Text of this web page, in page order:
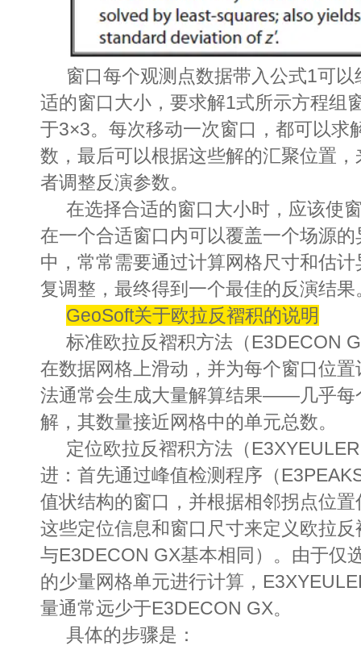
窗口每个观测点数据带入公式1可
适的窗口大小，要求解1式所示方程组
于3×3。每次移动一次窗口，都可以求
数，最后可以根据这些解的汇聚位置
者调整反演参数。
在选择合适的窗口大小时，应该使
在一个合适窗口内可以覆盖一个场源
中，常常需要通过计算网格尺寸和估
复调整，最终得到一个最佳的反演结果
GeoSoft关于欧拉反褶积的说明
标准欧拉反褶积方法（E3DECON
在数据网格上滑动，并为每个窗口位
法通常会生成大量解算结果——几乎每
解，其数量接近网格中的单元总数。
定位欧拉反褶积方法（
进：首先通过峰值检测程序（
值状结构的窗口，并根据相邻拐点位
这些定位信息和窗口尺寸来定义欧拉
与E3DECON GX基本相同）。由于仅
的少量网格单元进行计算，
量通常远少于E3DECON GX。
具体的步骤是：